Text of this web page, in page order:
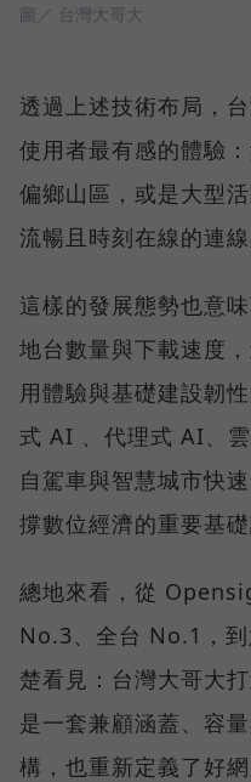
圖／ 台灣大哥大
透過上述技術布局，
使用者最有感的體驗
偏鄉山區，或是大型
流暢且時刻在線的連線
這樣的發展態勢也意
地台數量與下載速度
用體驗與基礎建設韌
式 AI 、代理式 AI、雲
自駕車與智慧城市快
撐數位經濟的重要基礎
總地來看，從
No.3、全台 No.1，
楚看見：台灣大哥大
是一套兼顧涵蓋、容
構，也重新定義了好